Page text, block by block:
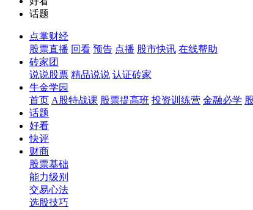
话题
点掌财经
股票直播 回看 预告 点播 股市快讯 在线帮助
砖家团
说说股票 精品说说 认证砖家
牛金学园
首页 A股特战课 股票提高班 投资训练营 金融必学
话题
好看
快评
财商
股票基础
能力级别
交易心法
选股技巧